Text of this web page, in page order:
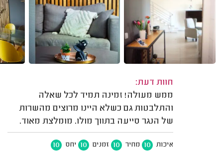
חוות דעת:
ממש מעולה! זמינה תמיד לכל שאלה
והתלבטות גם כשלא היינו מרוצים מהשרות
של הנגר סייעה בתווך מולו. מומלצת מאוד.
איכות 10 מחיר 10 זמנים 10 יחס 10